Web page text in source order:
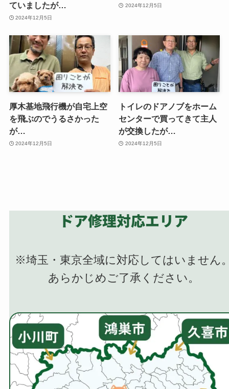
ていましたが…
2024年12月5日
2024年12月5日
厚木基地飛行機が自宅上空
を飛ぶのでうるさかった
が…
2024年12月5日
トイレのドアノブをホーム
センターで買ってきて主人
が交換したが…
2024年12月5日
ドア修理対応エリア
※埼玉・東京全域に対応してはいません
あらかじめご了承ください。